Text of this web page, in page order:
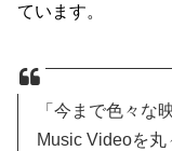
ています。
「今まで色々な
Music Videoを